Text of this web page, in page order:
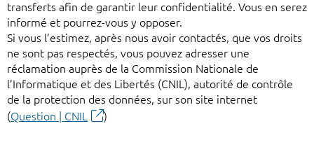
transferts afin de garantir leur confidentialité. Vous en serez
informé et pourrez-vous y opposer.
Si vous l’estimez, après nous avoir contactés, que vos droits
ne sont pas respectés, vous pouvez adresser une
réclamation auprès de la Commission Nationale de
l’Informatique et des Libertés (CNIL), autorité de contrôle
de la protection des données, sur son site internet
(Question | CNIL )